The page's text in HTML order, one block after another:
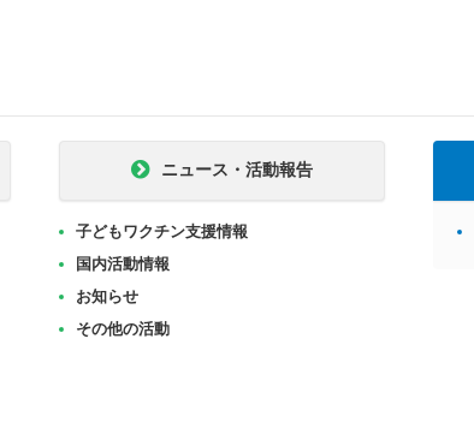
ニュース・活動報告
子どもワクチン支援情報
国内活動情報
お知らせ
その他の活動